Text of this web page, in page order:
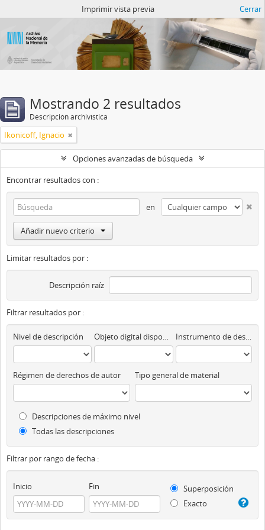
Imprimir vista previa Cerrar
Mostrando 2 resultados
Descripción archivística
Ikonicoff, Ignacio
Opciones avanzadas de búsqueda
Encontrar resultados con :
en
Añadir nuevo criterio
Limitar resultados por :
Descripción raíz
Filtrar resultados por :
Nivel de descripción Objeto digital disponibles Instrumento de descripción
Régimen de derechos de autor Tipo general de material
Descripciones de máximo nivel
Todas las descripciones
Filtrar por rango de fecha :
Inicio Fin
Superposición
Exacto